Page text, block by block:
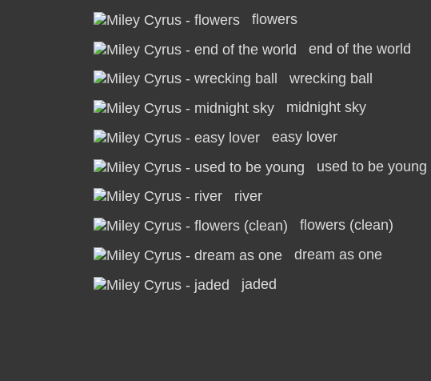
flowers
end of the world
wrecking ball
midnight sky
easy lover
used to be young
river
flowers (clean)
dream as one
jaded